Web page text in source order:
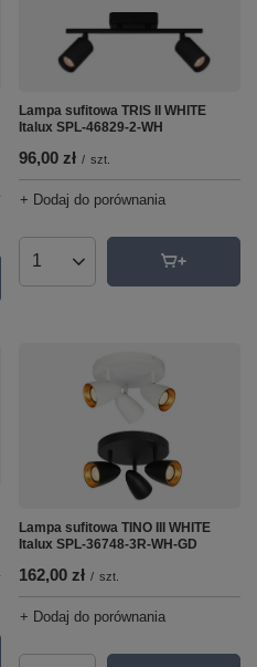
Lampa sufitowa TRIS II WHITE
Italux SPL-46829-2-WH
96,00 zł / szt.
+ Dodaj do porównania
Ilość produktów
Lampa sufitowa TINO III WHITE
Italux SPL-36748-3R-WH-GD
162,00 zł / szt.
+ Dodaj do porównania